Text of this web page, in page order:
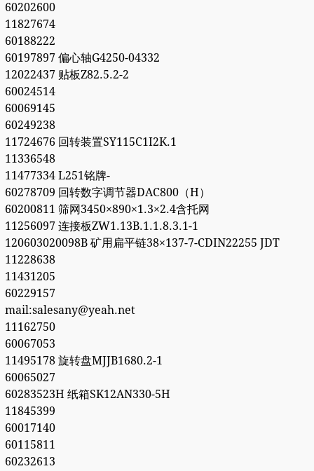
60202600
11827674
60188222
60197897 偏心轴G4250-04332
12022437 贴板Z82.5.2-2
60024514
60069145
60249238
11724676 回转装置SY115C1I2K.1
11336548
11477334 L251铭牌-
60278709 回转数字调节器DAC800（H）
60200811 筛网3450×890×1.3×2.4含托网
11256097 连接板ZW1.13B.1.1.8.3.1-1
120603020098B 矿用扁平链38×137-7-CDIN22255 JDT
11228638
11431205
60229157
mail:salesany@yeah.net
11162750
60067053
11495178 旋转盘MJJB1680.2-1
60065027
60283523H 纸箱SK12AN330-5H
11845399
60017140
60115811
60232613